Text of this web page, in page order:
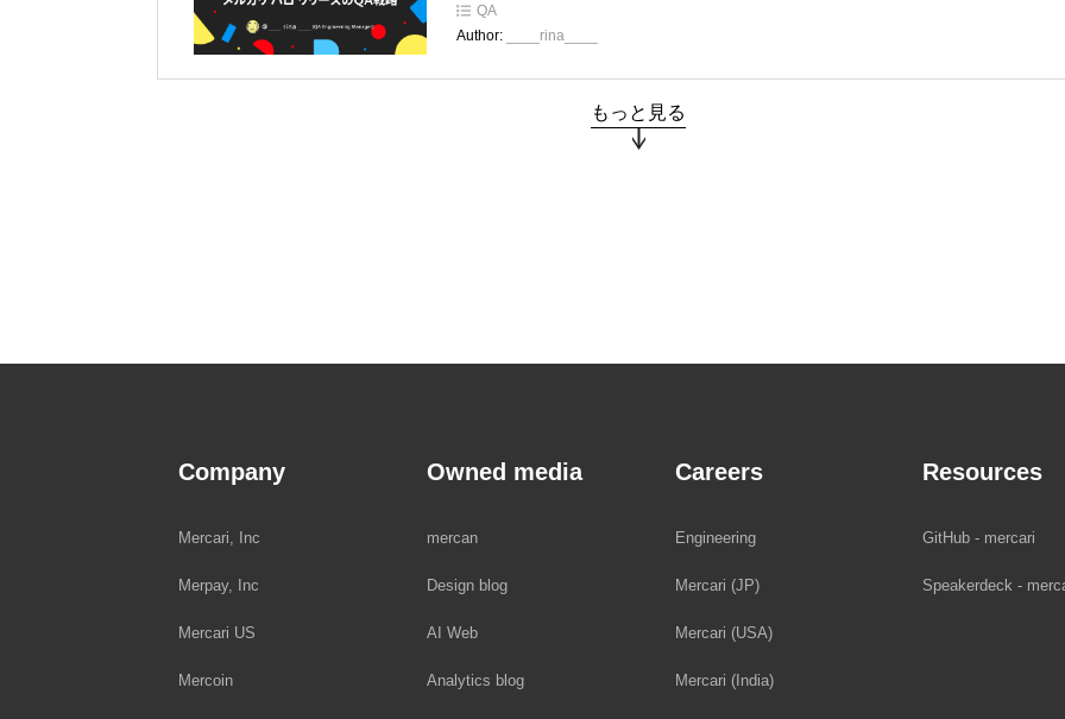
QA
Author:
____rina____
もっと見る
Company
Mercari, Inc
Merpay, Inc
Mercari US
Mercoin
Owned media
mercan
Design blog
AI Web
Analytics blog
Careers
Engineering
Mercari (JP)
Mercari (USA)
Mercari (India)
Resources
GitHub - mercari
Speakerdeck -